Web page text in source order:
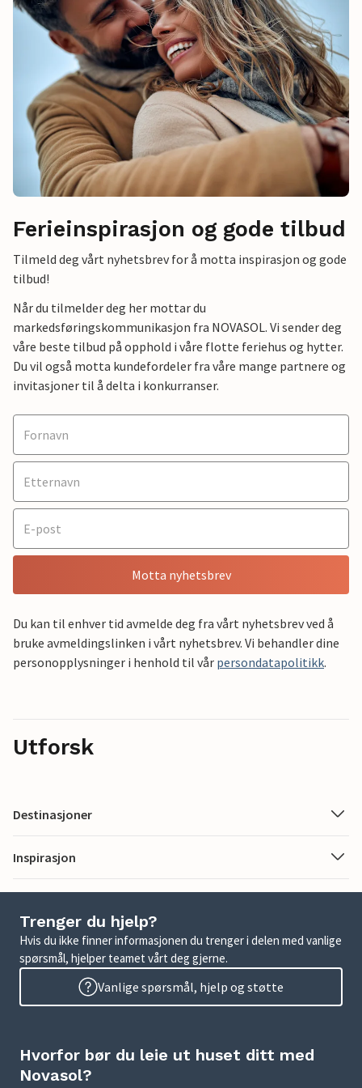
Ferieinspirasjon og gode tilbud
Tilmeld deg vårt nyhetsbrev for å motta inspirasjon og gode
tilbud!
Når du tilmelder deg her mottar du
markedsføringskommunikasjon fra NOVASOL. Vi sender deg
våre beste tilbud på opphold i våre flotte feriehus og hytter.
Du vil også motta kundefordeler fra våre mange partnere og
invitasjoner til å delta i konkurranser.
Motta nyhetsbrev
Du kan til enhver tid avmelde deg fra vårt nyhetsbrev ved å
bruke avmeldingslinken i vårt nyhetsbrev. Vi behandler dine
personopplysninger i henhold til vår persondatapolitikk.
Utforsk
Destinasjoner
Inspirasjon
Trenger du hjelp?
Hvis du ikke finner informasjonen du trenger i delen med vanlige
spørsmål, hjelper teamet vårt deg gjerne.
Vanlige spørsmål, hjelp og støtte
Hvorfor bør du leie ut huset ditt med
Novasol?